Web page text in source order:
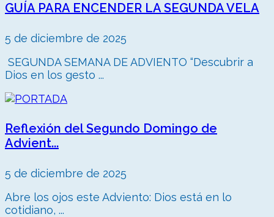
GUÍA PARA ENCENDER LA SEGUNDA VELA
5 de diciembre de 2025
SEGUNDA SEMANA DE ADVIENTO “Descubrir a
Dios en los gesto ...
Reflexión del Segundo Domingo de
Advient...
5 de diciembre de 2025
Abre los ojos este Adviento: Dios está en lo
cotidiano, ...